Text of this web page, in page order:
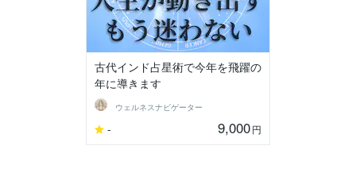
古代インド占星術で今年を飛躍の
年に導きます
ウェルネスナビゲーター
- 9,000円